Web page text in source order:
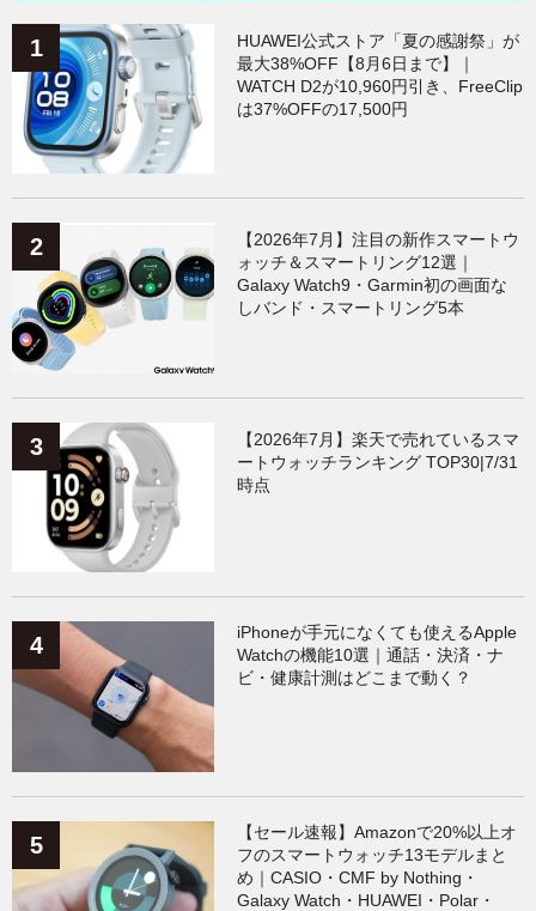
HUAWEI公式ストア「夏の感謝祭」が
最大38%OFF【8月6日まで】｜
WATCH D2が10,960円引き、FreeClip
は37%OFFの17,500円
【2026年7月】注目の新作スマートウ
ォッチ＆スマートリング12選｜
Galaxy Watch9・Garmin初の画面な
しバンド・スマートリング5本
【2026年7月】楽天で売れているスマ
ートウォッチランキング TOP30|7/31
時点
iPhoneが手元になくても使えるApple
Watchの機能10選｜通話・決済・ナ
ビ・健康計測はどこまで動く？
【セール速報】Amazonで20%以上オ
フのスマートウォッチ13モデルまと
め｜CASIO・CMF by Nothing・
Galaxy Watch・HUAWEI・Polar・